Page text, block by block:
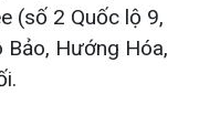
(số 2 Quốc lộ 9,
Bảo, Hướng Hóa,